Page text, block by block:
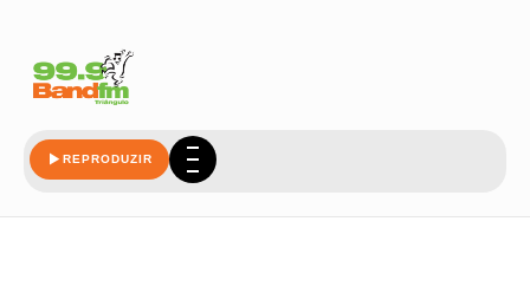
REPRODUZIR